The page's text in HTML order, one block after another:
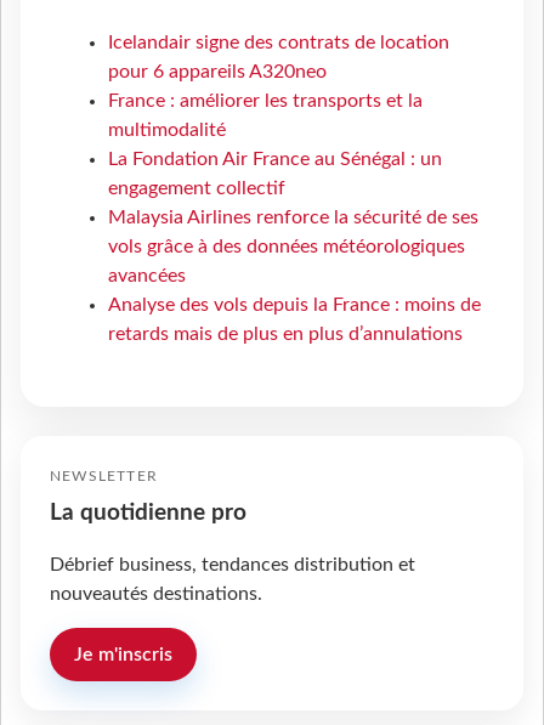
Icelandair signe des contrats de location
pour 6 appareils A320neo
France : améliorer les transports et la
multimodalité
La Fondation Air France au Sénégal : un
engagement collectif
Malaysia Airlines renforce la sécurité de ses
vols grâce à des données météorologiques
avancées
Analyse des vols depuis la France : moins de
retards mais de plus en plus d’annulations
NEWSLETTER
La quotidienne pro
Débrief business, tendances distribution et
nouveautés destinations.
Je m'inscris